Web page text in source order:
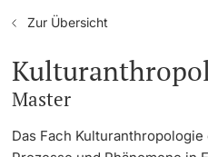
weitere Informationen
Aktuell
Studium
Studium
Vor dem Studium
Studienangebot
Anmeldung & Zulassung
Forschung
Lehre
Zur Übersicht
Master
Das Fach